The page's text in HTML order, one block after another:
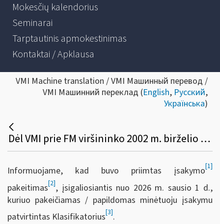
Mokesčių kalendorius
Seminarai
Tarptautinis apmokestinimas
Kontaktai / Apklausa
VMI Machine translation / VMI Машинный перевод /
VMI Машинний переклад (English, Русский,
Українська)
Dėl VMI prie FM viršininko 2002 m. birželio 14 d. įsakymo Nr. 156 pakeitimo (nealkoholinių saldintų gėrimų ir gamtinių dujų tarifinių grupių kodai)
Informuojame, kad buvo priimtas įsakymo[1]
pakeitimas[2], įsigaliosiantis nuo 2026 m. sausio 1 d.,
kuriuo pakeičiamas / papildomas minėtuoju įsakymu
patvirtintas Klasifikatorius[3].